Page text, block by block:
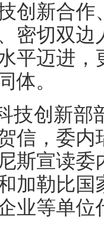
创新合
密切双
平迈进
体。
技创新部
信，委
斯宣读
加勒比
业等单